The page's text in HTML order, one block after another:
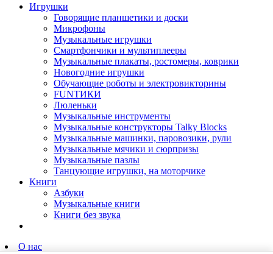
Игрушки
Говорящие планшетики и доски
Микрофоны
Музыкальные игрушки
Смартфончики и мультиплееры
Музыкальные плакаты, ростомеры, коврики
Новогодние игрушки
Обучающие роботы и электровикторины
FUNТИКИ
Люленьки
Музыкальные инструменты
Музыкальные конструкторы Talky Blocks
Музыкальные машинки, паровозики, рули
Музыкальные мячики и сюрпризы
Музыкальные пазлы
Танцующие игрушки, на моторчике
Книги
Азбуки
Музыкальные книги
Книги без звука
О нас